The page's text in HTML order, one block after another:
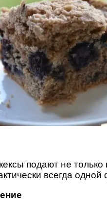
подают не
всегда